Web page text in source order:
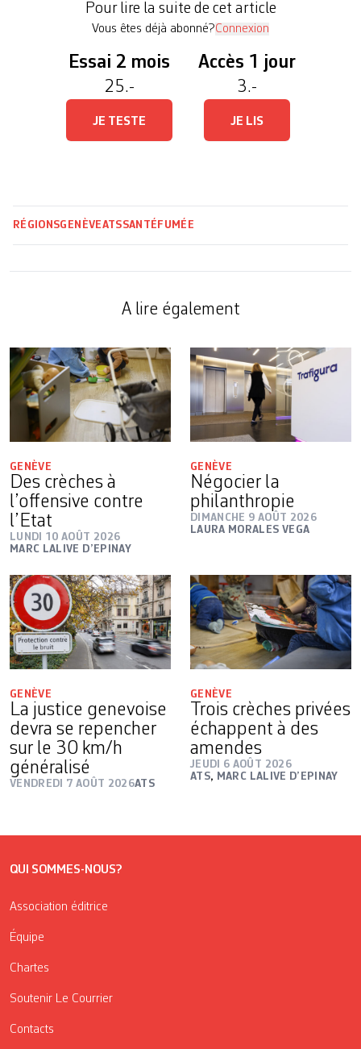
Pour lire la suite de cet article
Vous êtes déjà abonné?Connexion
Essai 2 mois
25.-
JE TESTE
Accès 1 jour
3.-
JE LIS
RÉGIONSGENÈVEATSSANTÉ FUMÉE
A lire également
GENÈVE
Des crèches à
l’offensive contre
l’Etat
LUNDI 10 AOÛT 2026
MARC LALIVE D’EPINAY
GENÈVE
Négocier la
philanthropie
DIMANCHE 9 AOÛT 2026
LAURA MORALES VEGA
GENÈVE
La justice genevoise
devra se repencher
sur le 30 km/h
généralisé
VENDREDI 7 AOÛT 2026ATS
GENÈVE
Trois crèches privées
échappent à des
amendes
JEUDI 6 AOÛT 2026
ATS, MARC LALIVE D’EPINAY
QUI SOMMES-NOUS?
Association éditrice
Équipe
Chartes
Soutenir Le Courrier
Contacts